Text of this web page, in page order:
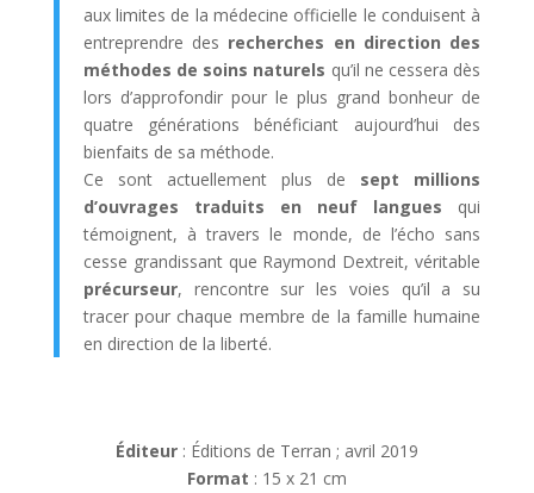
aux limites de la médecine officielle le conduisent à
entreprendre des recherches en direction des
méthodes de soins naturels qu’il ne cessera dès
lors d’approfondir pour le plus grand bonheur de
quatre générations bénéficiant aujourd’hui des
bienfaits de sa méthode.
Ce sont actuellement plus de sept millions
d’ouvrages traduits en neuf langues qui
témoignent, à travers le monde, de l’écho sans
cesse grandissant que Raymond Dextreit, véritable
précurseur, rencontre sur les voies qu’il a su
tracer pour chaque membre de la famille humaine
en direction de la liberté.
Éditeur: Éditions de Terran ; avril 2019
Format : 15 x 21 cm